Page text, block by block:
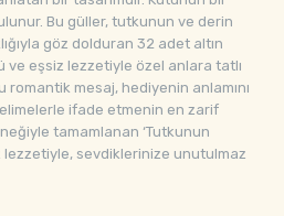
Bu güller, tutkunun ve derin
göz dolduran 32 adet altın
ve eşsiz lezzetiyle özel anlara tatlı
romantik mesaj, hediyenin anlamını
ifade etmenin en zarif
tamamlanan ‘Tutkunun
lezzetiyle, sevdiklerinize unutulmaz